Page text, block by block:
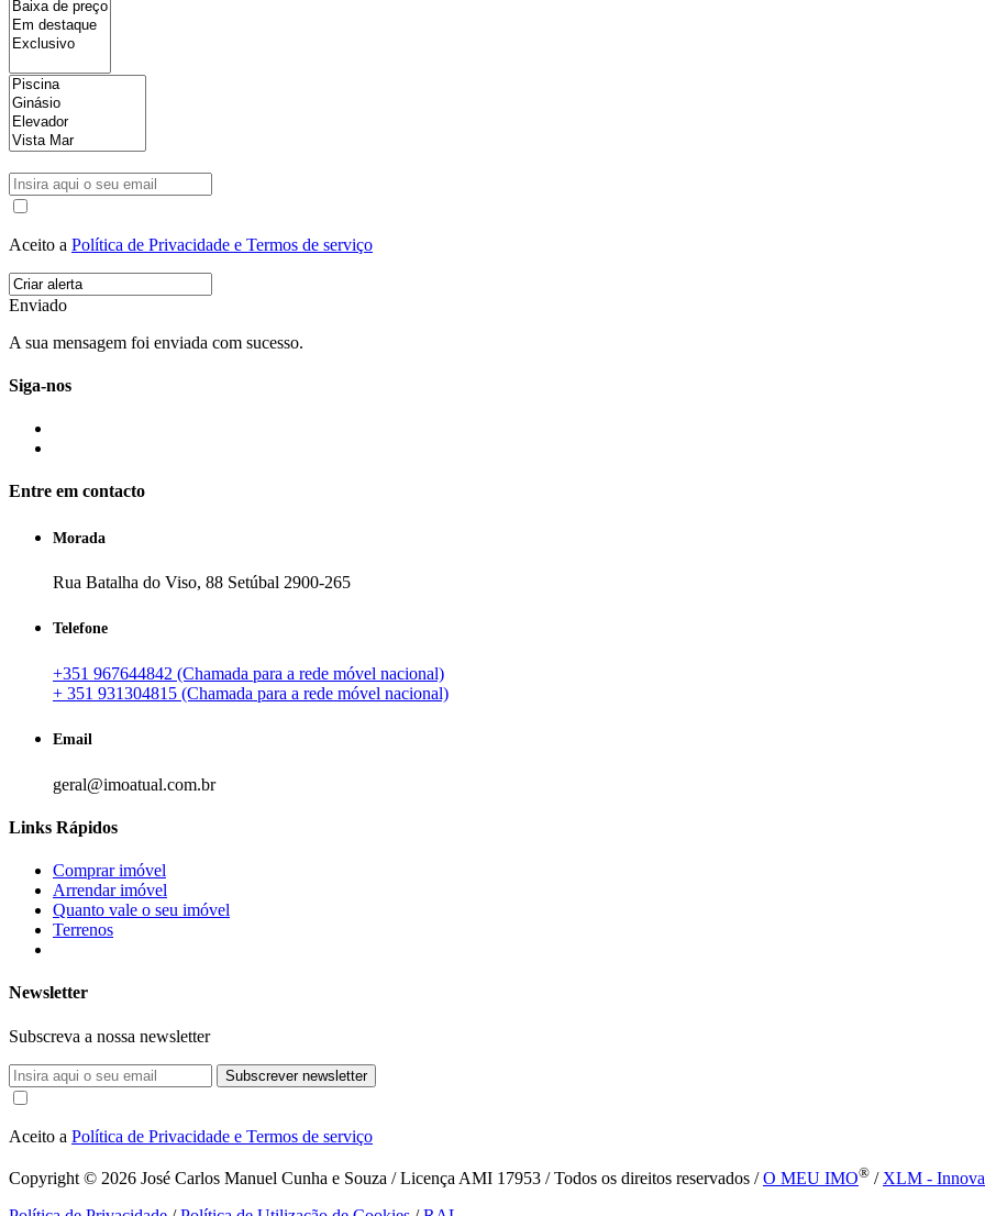
Aceito a Política de Privacidade e Termos de serviço
Enviado
A sua mensagem foi enviada com sucesso.
Siga-nos
Entre em contacto
Morada
Rua Batalha do Viso, 88 Setúbal 2900-265
Telefone
+351 967644842 (Chamada para a rede móvel nacional)
+ 351 931304815 (Chamada para a rede móvel nacional)
Email
geral@imoatual.com.br
Links Rápidos
Comprar imóvel
Arrendar imóvel
Quanto vale o seu imóvel
Terrenos
Newsletter
Subscreva a nossa newsletter
Subscrever newsletter
Aceito a Política de Privacidade e Termos de serviço
Copyright © 2026 José Carlos Manuel Cunha e Souza / Licença AMI 17953 / Todos os direitos reservados /O MEU IMO® / XLM -